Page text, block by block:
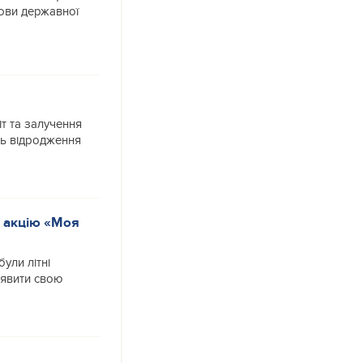
державної
та залучення
відродження
акцію «Моя
літні
свою